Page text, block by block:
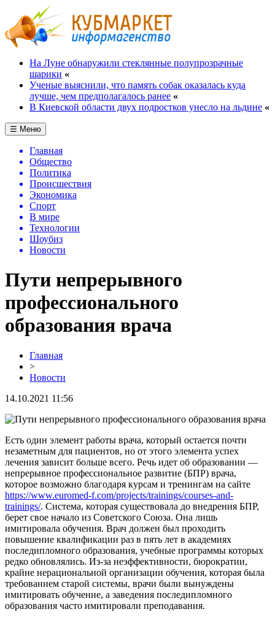
На Луне обнаружили стеклянные полупрозрачные
шарики «
Ученые выяснили, что память собак оказалась куда
лучше, чем предполагалось ранее «
В Киевской области двух подростков унесло на льдине «
☰ Меню
Главная
Общество
Политика
Происшествия
Экономика
Спорт
В мире
Технологии
Шоубиз
Новости
Пути непрерывного
профессионального
образования врача
Главная
>
Новости
14.10.2021 11:56
Есть один элемент работы врача, который остается почти
незаметным для пациентов, но от этого элемента успех
лечения зависит больше всего. Речь идет об образовании —
непрерывное профессиональное развитие (БПР) врача,
которое возможно благодаря курсам и тренингам на сайте
https://www.euromed-f.com/projects/trainings/courses-and-
trainings/. Система, которая существовала до внедрения БПР,
берет свое начало из Советского Союза. Она лишь
имитировала обучения. Врач должен был проходить
повышение квалификации раз в пять лет в академиях
последипломного образования, учебные программы которых
редко обновлялись. Из-за неэффективности, бюрократии,
крайне нерациональной организации обучения, которая была
требованием старой системы, врачи были вынуждены
имитировать обучение, а заведения последипломного
образования часто имитировали преподавания.